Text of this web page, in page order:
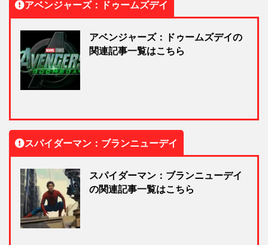
アベンジャーズ：ドゥームズデイ
アベンジャーズ：ドゥームズデイの
関連記事一覧はこちら
スパイダーマン：ブランニューデイ
スパイダーマン：ブランニューデイ
の関連記事一覧はこちら